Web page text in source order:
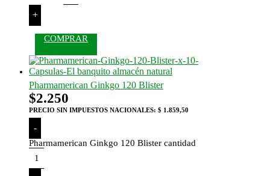
+
COMPRAR
Pharmamerican Ginkgo 120 Blister
$2.250
PRECIO SIN IMPUESTOS NACIONALES: $ 1.859,50
-
Pharmamerican Ginkgo 120 Blister cantidad